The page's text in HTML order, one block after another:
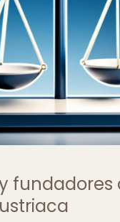
fundadores